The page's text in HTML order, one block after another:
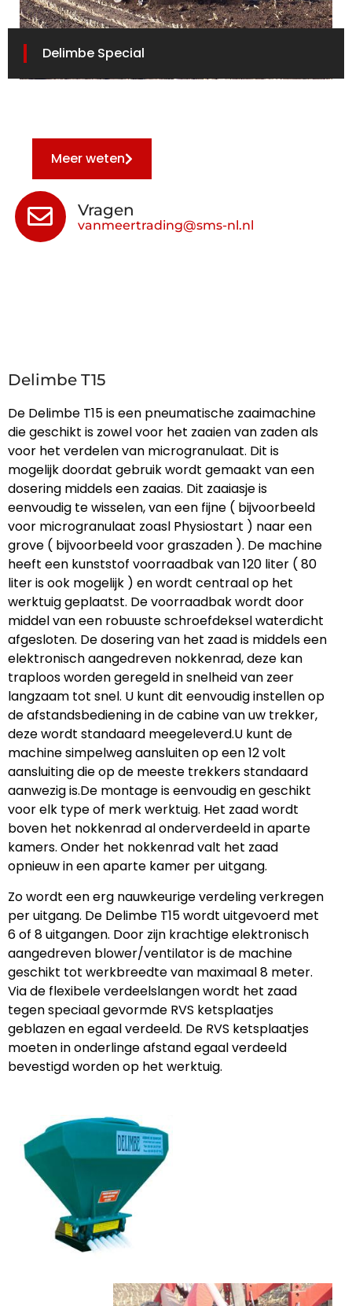
Delimbe Special
Meer weten
Vragen
vanmeertrading@sms-nl.nl
Delimbe T15
De Delimbe T15 is een pneumatische zaaimachine
die geschikt is zowel voor het zaaien van zaden als
voor het verdelen van microgranulaat. Dit is
mogelijk doordat gebruik wordt gemaakt van een
dosering middels een zaaias. Dit zaaiasje is
eenvoudig te wisselen, van een fijne ( bijvoorbeeld
voor microgranulaat zoasl Physiostart ) naar een
grove ( bijvoorbeeld voor graszaden ). De machine
heeft een kunststof voorraadbak van 120 liter ( 80
liter is ook mogelijk ) en wordt centraal op het
werktuig geplaatst. De voorraadbak wordt door
middel van een robuuste schroefdeksel waterdicht
afgesloten. De dosering van het zaad is middels een
elektronisch aangedreven nokkenrad, deze kan
traploos worden geregeld in snelheid van zeer
langzaam tot snel. U kunt dit eenvoudig instellen op
de afstandsbediening in de cabine van uw trekker,
deze wordt standaard meegeleverd.U kunt de
machine simpelweg aansluiten op een 12 volt
aansluiting die op de meeste trekkers standaard
aanwezig is.De montage is eenvoudig en geschikt
voor elk type of merk werktuig. Het zaad wordt
boven het nokkenrad al onderverdeeld in aparte
kamers. Onder het nokkenrad valt het zaad
opnieuw in een aparte kamer per uitgang.
Zo wordt een erg nauwkeurige verdeling verkregen
per uitgang. De Delimbe T15 wordt uitgevoerd met
6 of 8 uitgangen. Door zijn krachtige elektronisch
aangedreven blower/ventilator is de machine
geschikt tot werkbreedte van maximaal 8 meter.
Via de flexibele verdeelslangen wordt het zaad
tegen speciaal gevormde RVS ketsplaatjes
geblazen en egaal verdeeld. De RVS ketsplaatjes
moeten in onderlinge afstand egaal verdeeld
bevestigd worden op het werktuig.